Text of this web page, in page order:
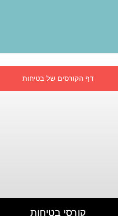
דף הקורסים של בטיחות
קורסי בטיחות